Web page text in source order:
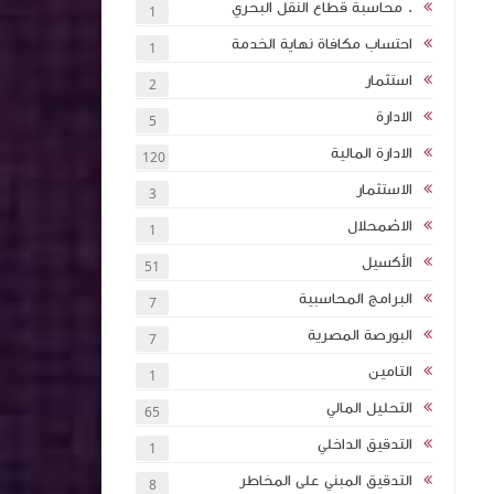
. محاسبة قطاع النقل البحري 1
احتساب مكافاة نهاية الخدمة 1
استثمار 2
الادارة 5
الادارة المالية 120
الاستثمار 3
الاضمحلال 1
الأكسيل 51
البرامج المحاسبية 7
البورصة المصرية 7
التامين 1
التحليل المالي 65
التدقيق الداخلي 1
التدقيق المبني على المخاطر 8